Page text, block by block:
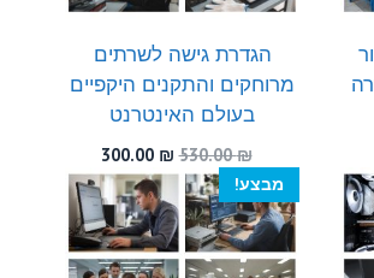
300.00
הגדרת גישה לשרתים
מרוחקים והתקנים היקפיים
בעולם האינטרנט
530.00₪
המחיר
המקורי
היה:
530.00 ₪.
300.00 ₪
הנוכחי
הוא:
300.00 ₪.
מבצע!